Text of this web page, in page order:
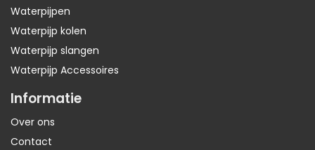
Waterpijpen
Waterpijp kolen
Waterpijp slangen
Waterpijp Accessoires
Informatie
Over ons
Contact